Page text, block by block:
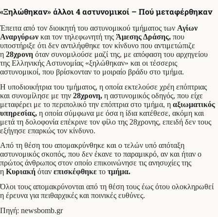
«Ξηλώθηκαν» άλλοι 4 αστυνομικοί – Πού μεταφέρθηκαν
Έπειτα από τον διοικητή του αστυνομικού τμήματος των Αγίων
Αναργύρων και τον τηλεφωνητή της Άμεσης Δράσης, που
υποστήριξε ότι δεν αντιλήφθηκε τον κίνδυνο που αντιμετώπιζε
η 28χρονη όταν συνομιλούσε μαζί της, με απόφαση του αρχηγείου
της Ελληνικής Αστυνομίας «ξηλώθηκαν» και οι τέσσερις
αστυνομικοί, που βρίσκονταν το μοιραίο βράδυ στο τμήμα.
Η υποδιοικήτρια του τμήματος, η οποία εκτελούσε χρέη επόπτριας
και συνομίλησε με την 28χρονη, η αστυνομικός οδηγός, που είχε
μεταφέρει με το περιπολικό την επόπτρια στο τμήμα, η αξιωματικός
υπηρεσίας, η οποία σύμφωνα με όσα η ίδια κατέθεσε, ακόμη και
μετά τη δολοφονία επέκρινε τον φίλο της 28χρονης, επειδή δεν τους
εξήγησε επαρκώς τον κίνδυνο.
Από τη θέση του απομακρύνθηκε και ο τελών υπό απόταξη
αστυνομικός σκοπός, που δεν έκανε το παραμικρό, αν και ήταν ο
πρώτος άνθρωπος στον οποίο επικοινώνησε τις ανησυχίες της
η Κυριακή όταν επισκέφθηκε το τμήμα.
Όλοι τους απομακρύνονται από τη θέση τους έως ότου ολοκληρωθεί
η έρευνα για πειθαρχικές και ποινικές ευθύνες.
Πηγή: newsbomb.gr